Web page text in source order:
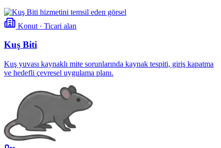
Konut · Ticari alan
Kuş Biti
Kuş yuvası kaynaklı mite sorunlarında kaynak tespiti, giriş kapatma
ve hedefli çevresel uygulama planı.